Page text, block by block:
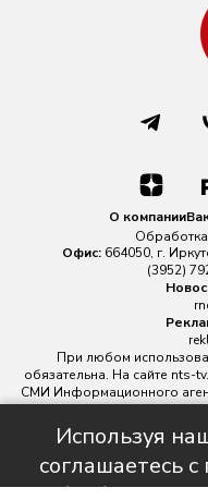
Используя
соглашаетесь
О компании
Офис: 664050, г.
(3952)
При любом
обязательна. На сайте nts-
СМИ Информационного
№ ФС 77 - 88763
надзору в сфере связи,
Главный редактор ИА